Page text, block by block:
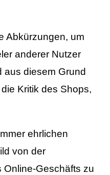
Abkürzungen, um
anderer Nutzer
diesem Grund
Kritik des Shops,
ehrlichen
von der
Geschäfts zu